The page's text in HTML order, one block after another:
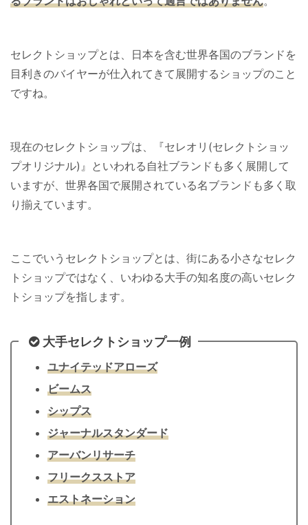
セレクトショップとは、日本を含む世界各国のブランドを
目利きのバイヤーが仕入れてきて展開するショップのこと
ですね。
現在のセレクトショップは、『セレオリ(セレクトショッ
プオリジナル)』といわれる自社ブランドも多く展開して
いますが、世界各国で展開されている名ブランドも多く取
り揃えています。
ここでいうセレクトショップとは、街にある小さなセレク
トショップではなく、いわゆる大手の知名度の高いセレク
トショップを指します。
大手セレクトショップ一例
ユナイテッドアローズ
ビームス
シップス
ジャーナルスタンダード
アーバンリサーチ
フリークスストア
エストネーション